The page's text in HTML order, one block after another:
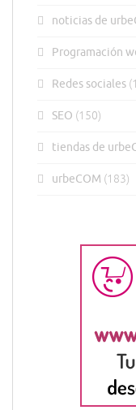
noticias de
Programación
Redes sociales
SEO (150)
tiendas de
urbeCOM (183)